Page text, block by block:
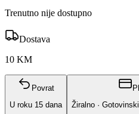
Trenutno nije dostupno
Dostava
10 KM
Povrat
U roku 15 dana
Žiralno ·